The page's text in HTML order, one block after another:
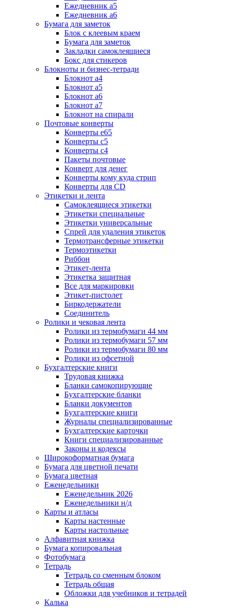
Ежедневник а5
Ежедневник а6
Бумага для заметок
Блок с клеевым краем
Бумага для заметок
Закладки самоклеящиеся
Бокс для стикеров
Блокноты и бизнес-тетради
Блокнот а4
Блокнот а5
Блокнот а6
Блокнот а7
Блокнот на спирали
Почтовые конверты
Конверты е65
Конверты с5
Конверты с4
Пакеты почтовые
Конверт для денег
Конверты кому куда стрип
Конверты для CD
Этикетки и лента
Самоклеящиеся этикетки
Этикетки специальные
Этикетки универсальные
Спрей для удаления этикеток
Термотрансферные этикетки
Термоэтикетки
Риббон
Этикет-лента
Этикетка защитная
Все для маркировки
Этикет-пистолет
Биркодержатели
Соединитель
Ролики и чековая лента
Ролики из термобумаги 44 мм
Ролики из термобумаги 57 мм
Ролики из термобумаги 80 мм
Ролики из офсетной
Бухгалтерские книги
Трудовая книжка
Бланки самокопирующие
Бухгалтерские бланки
Бланки документов
Бухгалтерские книги
Журналы специализированные
Бухгалтерские карточки
Книги специализированные
Законы и кодексы
Широкоформатная бумага
Бумага для цветной печати
Бумага цветная
Еженедельники
Еженедельник 2026
Еженедельники н/д
Карты и атласы
Карты настенные
Карты настольные
Алфавитная книжка
Бумага копировальная
Фотобумага
Тетрадь
Тетрадь со сменным блоком
Тетрадь общая
Обложки для учебников и тетрадей
Калька